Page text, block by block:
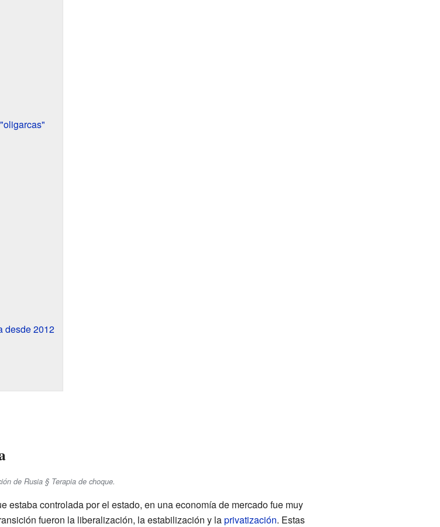
desde 2012
de Rusia § Terapia de choque.
estaba controlada por el estado, en una economía de mercado fue muy
fueron la liberalización, la estabilización y laprivatización. Estas